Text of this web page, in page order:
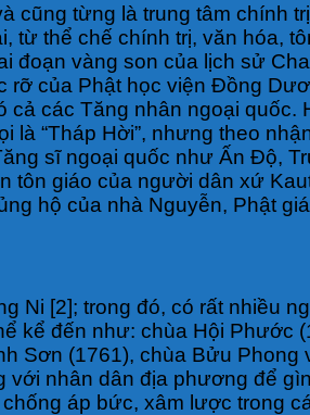
cũng từng là trung tâm chính
thể chế chính trị, văn hóa,
vàng son của lịch sử
của Phật học viện Đồng
các Tăng nhân ngoại
“Tháp Hời”, nhưng theo
sĩ ngoại quốc như Ấn Độ,
giáo của người dân xứ
hộ của nhà Nguyễn, Phật
Ni [2]; trong đó, có rất nhiều
kể đến như: chùa Hội Phước
Sơn (1761), chùa Bửu
nhân dân địa phương để
áp bức, xâm lược trong